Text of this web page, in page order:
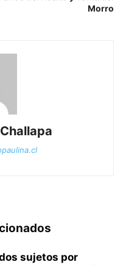
Morro
sujetos por